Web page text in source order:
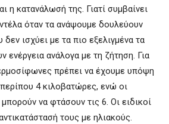
η κατανάλωσή της. Γιατί συμβαίνει
όταν τα ανάψουμε δουλεύουν
δεν ισχύει με τα πιο εξελιγμένα τα
ενέργεια ανάλογα με τη ζήτηση. Για
πρέπει να έχουμε υπόψη
περίπου 4 κιλοβατώρες, ενώ οι
να φτάσουν τις 6. Οι ειδικοί
τους με ηλιακούς.